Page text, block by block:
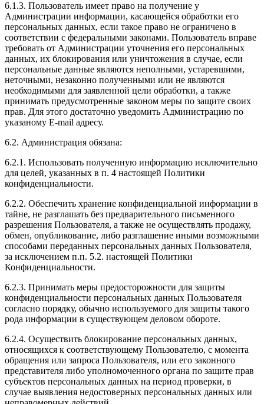
6.1.3. Пользователь имеет право на получение у
Администрации информации, касающейся обработки его
персональных данных, если такое право не ограничено в
соответствии с федеральными законами. Пользователь вправе
требовать от Администрации уточнения его персональных
данных, их блокирования или уничтожения в случае, если
персональные данные являются неполными, устаревшими,
неточными, незаконно полученными или не являются
необходимыми для заявленной цели обработки, а также
принимать предусмотренные законом меры по защите своих
прав. Для этого достаточно уведомить Администрацию по
указаному E-mail адресу.
6.2. Администрация обязана:
6.2.1. Использовать полученную информацию исключительно
для целей, указанных в п. 4 настоящей Политики
конфиденциальности.
6.2.2. Обеспечить хранение конфиденциальной информации в
тайне, не разглашать без предварительного письменного
разрешения Пользователя, а также не осуществлять продажу,
обмен, опубликование, либо разглашение иными возможными
способами переданных персональных данных Пользователя,
за исключением п.п. 5.2. настоящей Политики
Конфиденциальности.
6.2.3. Принимать меры предосторожности для защиты
конфиденциальности персональных данных Пользователя
согласно порядку, обычно используемого для защиты такого
рода информации в существующем деловом обороте.
6.2.4. Осуществить блокирование персональных данных,
относящихся к соответствующему Пользователю, с момента
обращения или запроса Пользователя, или его законного
представителя либо уполномоченного органа по защите прав
субъектов персональных данных на период проверки, в
случае выявления недостоверных персональных данных или